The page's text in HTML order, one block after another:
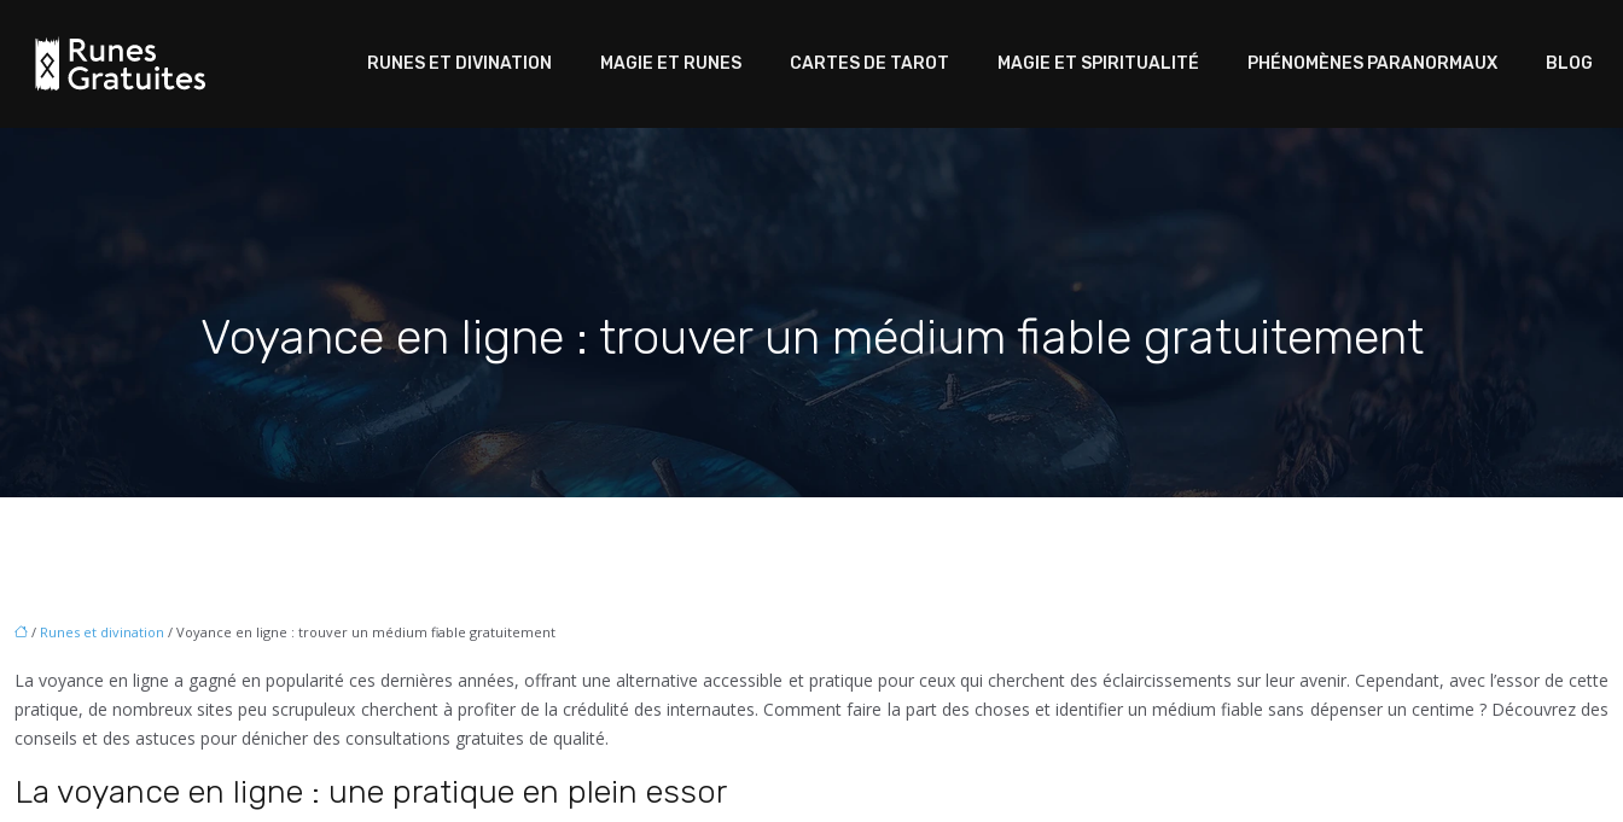
RUNES ET DIVINATION MAGIE ET RUNES CARTES DE TAROT MAGIE ET SPIRITUALITÉ PHÉNOMÈNES PARANORMAUX BLOG
Voyance en ligne : trouver un médium fiable gratuitement
/ Runes et divination / Voyance en ligne : trouver un médium fiable gratuitement
La voyance en ligne a gagné en popularité ces dernières années, offrant une alternative accessible et pratique pour ceux qui cherchent des éclaircissements sur leur avenir. Cependant, avec l’essor de cette
pratique, de nombreux sites peu scrupuleux cherchent à profiter de la crédulité des internautes. Comment faire la part des choses et identifier un médium fiable sans dépenser un centime ? Découvrez des
conseils et des astuces pour dénicher des consultations gratuites de qualité.
La voyance en ligne : une pratique en plein essor